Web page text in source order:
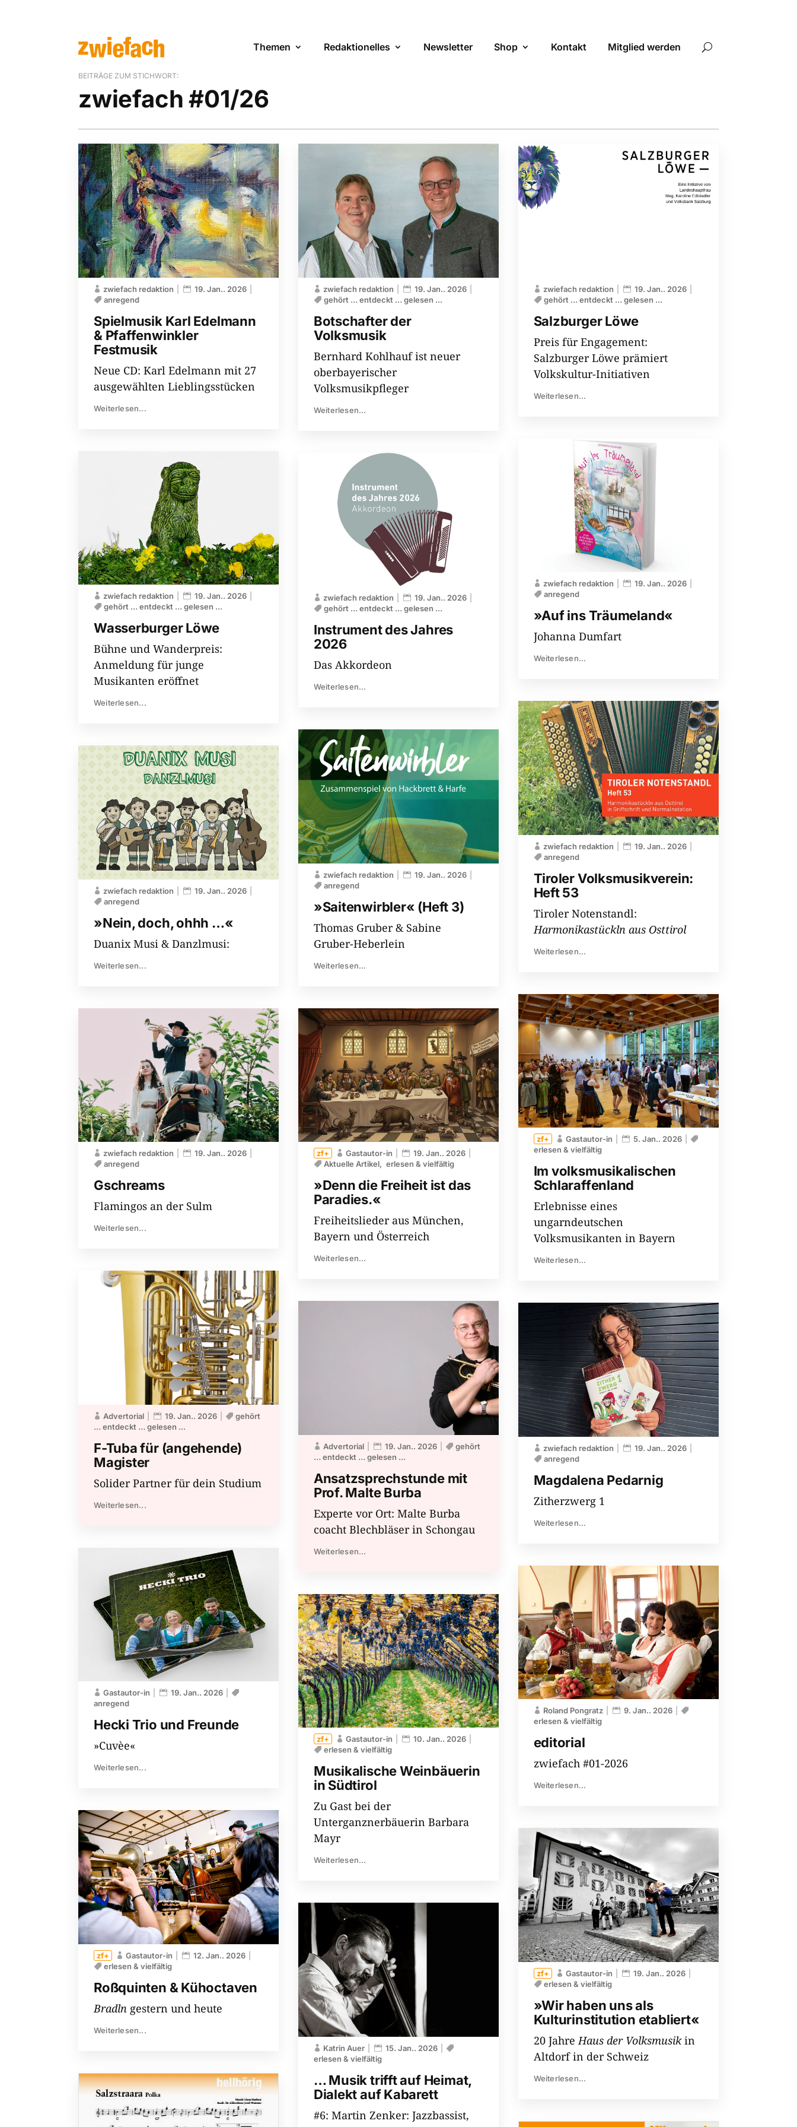
Themen Redaktionelles Newsletter Shop Kontakt Mitglied werden
BEITRÄGE ZUM STICHWORT:
zwiefach #01/26
Spielmusik Karl Edelmann
& Pfaffenwinkler
Festmusik
zwiefach redaktion
19. Jan.. 2026
anregend
Neue CD: Karl Edelmann mit 27
ausgewählten Lieblingsstücken
Weiterlesen...
Wasserburger Löwe
zwiefach redaktion
19. Jan.. 2026
gehört … entdeckt … gelesen ...
Bühne und Wanderpreis:
Anmeldung für junge
Musikanten eröffnet
Weiterlesen...
»Nein, doch, ohhh …«
zwiefach redaktion
19. Jan.. 2026
anregend
Duanix Musi & Danzlmusi:
Weiterlesen...
Gschreams
zwiefach redaktion
19. Jan.. 2026
anregend
Flamingos an der Sulm
Weiterlesen...
F-Tuba für (angehende)
Magister
Advertorial 19. Jan.. 2026
gehört
… entdeckt … gelesen ...
Solider Partner für dein Studium
Weiterlesen...
Hecki Trio und Freunde
Gastautor-in
19. Jan.. 2026
anregend
»Cuvèe«
Weiterlesen...
Roßquinten & Kühoctaven
Gastautor-in
12. Jan.. 2026
erlesen & vielfältig
Bradln gestern und heute
Weiterlesen...
Botschafter der
Volksmusik
zwiefach redaktion
19. Jan.. 2026
gehört … entdeckt … gelesen ...
Bernhard Kohlhauf ist neuer
oberbayerischer
Volksmusikpfleger
Weiterlesen...
Instrument des Jahres
2026
zwiefach redaktion
19. Jan.. 2026
gehört … entdeckt … gelesen ...
Das Akkordeon
Weiterlesen...
»Saitenwirbler« (Heft 3)
zwiefach redaktion
19. Jan.. 2026
anregend
Thomas Gruber & Sabine
Gruber-Heberlein
Weiterlesen...
»Denn die Freiheit ist das
Paradies.«
Gastautor-in
19. Jan.. 2026
Aktuelle Artikel
erlesen & vielfältig
Freiheitslieder aus München,
Bayern und Österreich
Weiterlesen...
Ansatzsprechstunde mit
Prof. Malte Burba
Advertorial 19. Jan.. 2026
gehört
… entdeckt … gelesen ...
Experte vor Ort: Malte Burba
coacht Blechbläser in Schongau
Weiterlesen...
Musikalische Weinbäuerin
in Südtirol
Gastautor-in
10. Jan.. 2026
erlesen & vielfältig
Zu Gast bei der
Unterganznerbäuerin Barbara
Mayr
Weiterlesen...
… Musik trifft auf Heimat,
Dialekt auf Kabarett
Katrin Auer
15. Jan.. 2026
erlesen & vielfältig
#6: Martin Zenker: Jazzbassist,
Salzburger Löwe
zwiefach redaktion
19. Jan.. 2026
gehört … entdeckt … gelesen ...
Preis für Engagement:
Salzburger Löwe prämiert
Volkskultur-Initiativen
Weiterlesen...
»Auf ins Träumeland«
zwiefach redaktion
19. Jan.. 2026
anregend
Johanna Dumfart
Weiterlesen...
Tiroler Volksmusikverein:
Heft 53
zwiefach redaktion
19. Jan.. 2026
anregend
Tiroler Notenstandl:
Harmonikastückln aus Osttirol
Weiterlesen...
Im volksmusikalischen
Schlaraffenland
Gastautor-in
5. Jan.. 2026
erlesen & vielfältig
Erlebnisse eines
ungarndeutschen
Volksmusikanten in Bayern
Weiterlesen...
Magdalena Pedarnig
zwiefach redaktion
19. Jan.. 2026
anregend
Zitherzwerg 1
Weiterlesen...
editorial
Roland Pongratz
9. Jan.. 2026
erlesen & vielfältig
zwiefach #01-2026
Weiterlesen...
»Wir haben uns als
Kulturinstitution etabliert«
Gastautor-in
19. Jan.. 2026
erlesen & vielfältig
20 JahreHaus der Volksmusikin
Altdorf in der Schweiz
Weiterlesen...